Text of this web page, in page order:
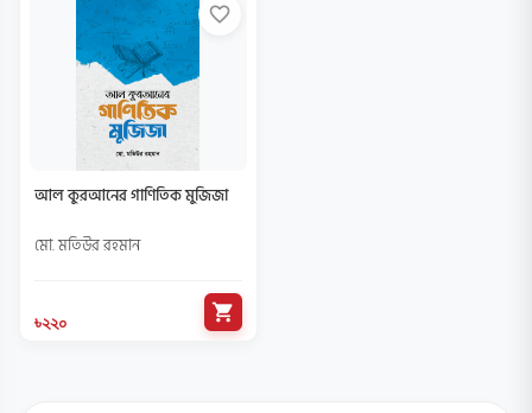
favorite_border
আল কুরআনের গাণিতিক মুজিজা
মো. মতিউর রহমান
৳২২০ shopping_cart